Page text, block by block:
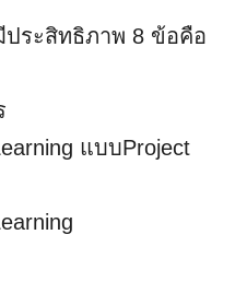
ระสิทธิภาพ 8 ข้อคือ
แบบProject